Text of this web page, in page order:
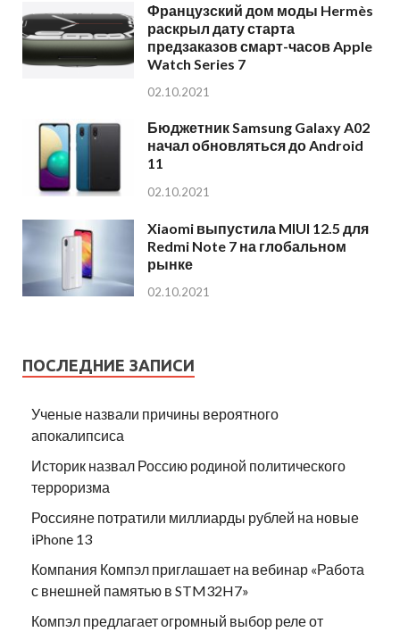
Французский дом моды Hermès
раскрыл дату старта
предзаказов смарт-часов Apple
Watch Series 7
02.10.2021
Бюджетник Samsung Galaxy A02
начал обновляться до Android
11
02.10.2021
Xiaomi выпустила MIUI 12.5 для
Redmi Note 7 на глобальном
рынке
02.10.2021
ПОСЛЕДНИЕ ЗАПИСИ
Ученые назвали причины вероятного
апокалипсиса
Историк назвал Россию родиной политического
терроризма
Россияне потратили миллиарды рублей на новые
iPhone 13
Компания Компэл приглашает на вебинар «Работа
с внешней памятью в STM32H7»
Компэл предлагает огромный выбор реле от